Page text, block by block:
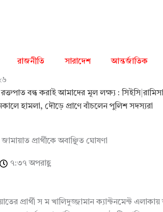
রাজনীতি সারাদেশ আন্তর্জাতিক
রক্তপাত বন্ধ করাই আমাদের মূল লক্ষ্য : সিইসি|
হামলা, দৌড়ে প্রাণে বাঁচলেন পুলিশ সদস্যরা
প্রার্থীকে অবাঞ্ছিত ঘোষণা
৭:৩৭ অপরাহ্ণ
প্রার্থী স ম খালিদুজ্জামান ক্যান্টনমেন্ট